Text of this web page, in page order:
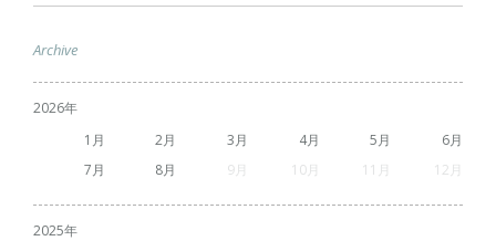
Archive
2026
1
2 3 4 5
6
7
8 9 10 11 12
2025